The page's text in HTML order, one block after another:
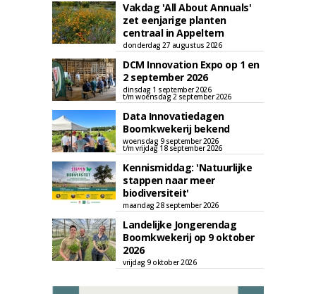
Vakdag 'All About Annuals'
zet eenjarige planten
centraal in Appeltern
donderdag 27 augustus 2026
DCM Innovation Expo op 1 en
2 september 2026
dinsdag 1 september 2026
t/m woensdag 2 september 2026
Data Innovatiedagen
Boomkwekerij bekend
woensdag 9 september 2026
t/m vrijdag 18 september 2026
Kennismiddag: 'Natuurlijke
stappen naar meer
biodiversiteit'
maandag 28 september 2026
Landelijke Jongerendag
Boomkwekerij op 9 oktober
2026
vrijdag 9 oktober 2026